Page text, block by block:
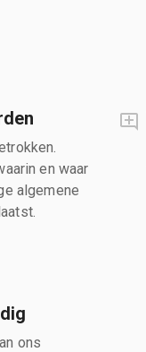
en waar
algemene
ons